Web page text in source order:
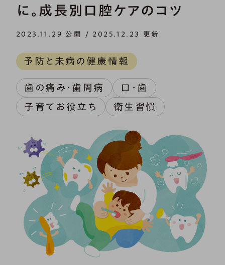
に。成長別口腔ケアのコツ
2023.11.29 公開 / 2025.12.23 更新
予防と未病の健康情報
歯の痛み・歯周病
口・歯
子育てお役立ち
衛生習慣